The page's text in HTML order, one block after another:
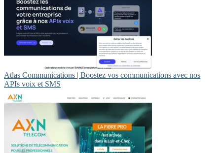
Atlas Communications | Boostez vos communications avec nos
APIs voix et SMS